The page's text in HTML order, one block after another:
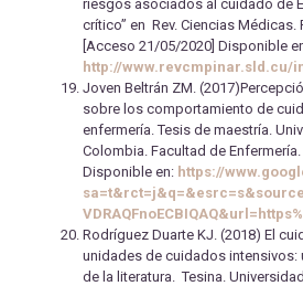
riesgos asociados al cuidado de
crítico” en Rev. Ciencias Médicas.
[Acceso 21/05/2020] Disponible
http://
Joven Beltrán ZM.
sobre los comportamiento de
enfermería. Tesis de maestría.
Colombia. Facultad de
Disponible en: https://
Rodríguez Duarte KJ. (2018) El
unidades de cuidados intensivos:
de la literatura. Tesina.